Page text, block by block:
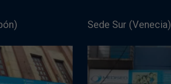
Sede Sur (Venecia)